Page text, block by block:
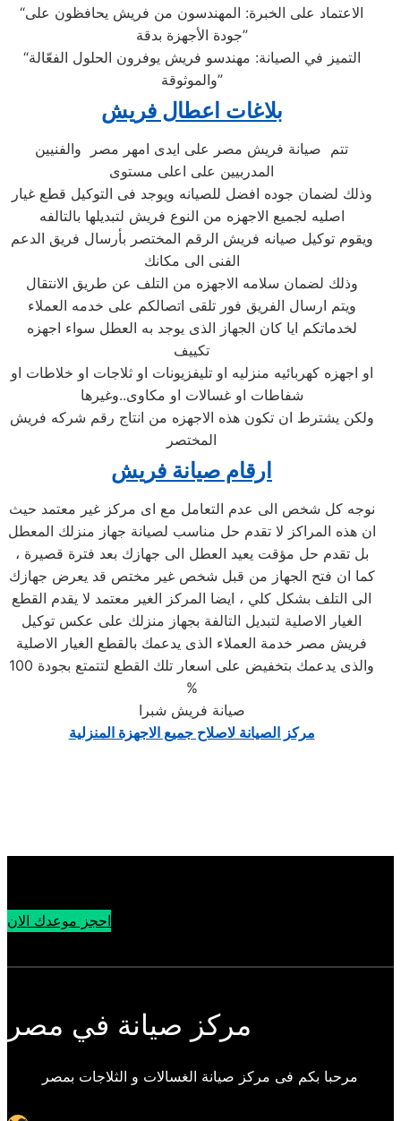
“الاعتماد على الخبرة: المهندسون من فريش يحافظون على
جودة الأجهزة بدقة”
“التميز في الصيانة: مهندسو فريش يوفرون الحلول الفعّالة
والموثوقة”
بلاغات اعطال فريش
تتم صيانة فريش مصر على ايدى امهر مصر والفنيين
المدربيين على اعلى مستوى
وذلك لضمان جوده افضل للصيانه ويوجد فى التوكيل قطع غيار
اصليه لجميع الاجهزه من النوع فريش لتبديلها بالتالفه
ويقوم توكيل صيانه فريش الرقم المختصر بأرسال فريق الدعم
الفنى الى مكانك
وذلك لضمان سلامه الاجهزه من التلف عن طريق الانتقال
ويتم ارسال الفريق فور تلقى اتصالكم على خدمه العملاء
لخدماتكم ايا كان الجهاز الذى يوجد به العطل سواء اجهزه
تكييف
او اجهزه كهربائيه منزليه او تليفزيونات او ثلاجات او خلاطات او
شفاطات او غسالات او مكاوى..وغيرها
ولكن يشترط ان تكون هذه الاجهزه من انتاج رقم شركه فريش
المختصر
ارقام صيانة فريش
نوجه كل شخص الى عدم التعامل مع اى مركز غير معتمد حيث
ان هذه المراكز لا تقدم حل مناسب لصيانة جهاز منزلك المعطل
بل تقدم حل مؤقت يعيد العطل الى جهازك بعد فترة قصيرة ،
كما ان فتح الجهاز من قبل شخص غير مختص قد يعرض جهازك
الى التلف بشكل كلي ، ايضا المركز الغير معتمد لا يقدم القطع
الغيار الاصلية لتبديل التالفة بجهاز منزلك على عكس توكيل
فريش مصر خدمة العملاء الذى يدعمك بالقطع الغيار الاصلية
والذى يدعمك بتخفيض على اسعار تلك القطع لتتمتع بجودة 100
%
صيانة فريش شبرا
مركز الصيانة لاصلاح جميع الاجهزة المنزلية
احجز موعدك الان
مركز صيانة في مصر
مرحبا بكم فى مركز صيانة الغسالات و الثلاجات بمصر